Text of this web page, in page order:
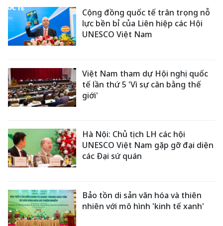
Cộng đồng quốc tế trân trọng nỗ
lực bền bỉ của Liên hiệp các Hội
UNESCO Việt Nam
Việt Nam tham dự Hội nghị quốc
tế lần thứ 5 'Vì sự cân bằng thế
giới'
Hà Nội: Chủ tịch LH các hội
UNESCO Việt Nam gặp gỡ đại diện
các Đại sứ quán
Bảo tồn di sản văn hóa và thiên
nhiên với mô hình 'kinh tế xanh'